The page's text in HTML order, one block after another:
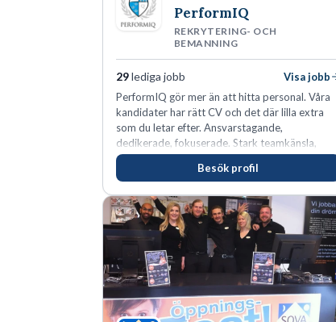
PerformIQ
REKRYTERING- OCH
BEMANNING
29lediga jobb
Visa jobb
PerformIQ gör mer än att hitta personal. Våra
kandidater har rätt CV och det där lilla extra
som du letar efter. Ansvarstagande,
dedikerade, fokuserade. Stark teamkänsla,
vinnarinstinkt och hälsomedvetna. Vi kallar det
för idrottens egenskaper.
Besök profil